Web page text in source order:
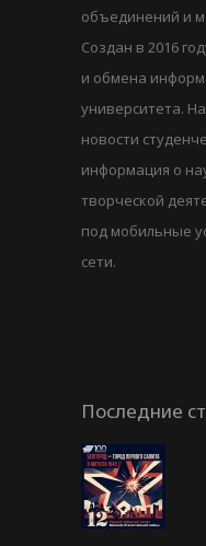
объединений и
Создан в 2016
и обмена
университета.
новости
информация о
творческой
под мобильные
сети.
Последние